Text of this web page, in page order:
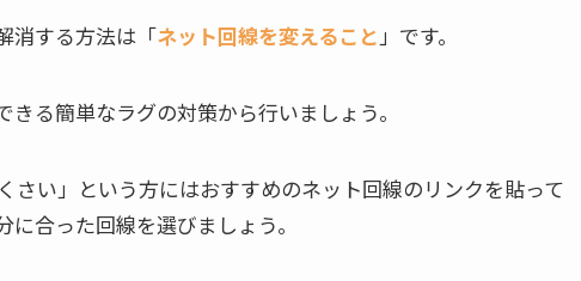
消する方法は「ネット回線を変えること」です。
る簡単なラグの対策から行いましょう。
さい」という方にはおすすめのネット回線のリンクを貼って
合った回線を選びましょう。